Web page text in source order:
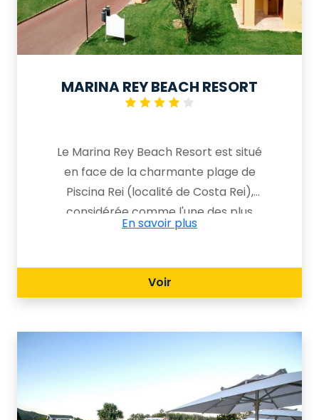
MARINA REY BEACH RESORT
Le Marina Rey Beach Resort est situé
en face de la charmante plage de
Piscina Rei (localité de Costa Rei),
considérée comme l'une des plus
belles et non contaminées de
promontoire de Capo Ferrato, où de
très longues plages alternent avec de
environnant, caractérisé par le
En savoir plus
Voir